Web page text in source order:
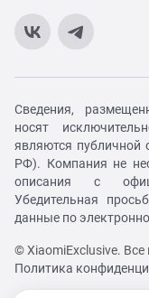
Сведения,
носят
являются публичной
РФ). Компания не
описания с
Убедительная
данные по
© XiaomiExclusive.
Политика